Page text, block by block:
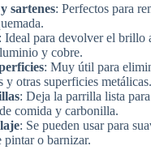
sartenes: Perfectos para
: Ideal para devolver el brillo
y cobre.
: Muy útil para
y otras superficies metálicas.
: Deja la parrilla lista para
comida y carbonilla.
: Se pueden usar para
pintar o barnizar.